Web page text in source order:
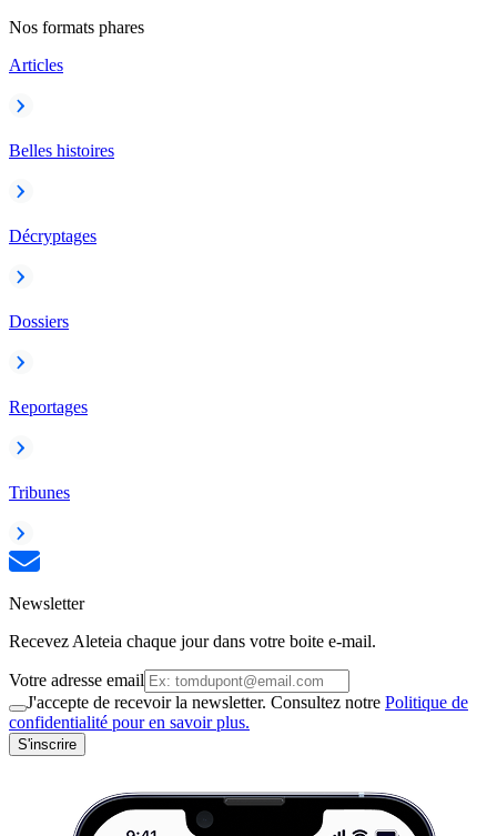
Nos formats phares
Articles
Belles histoires
Décryptages
Dossiers
Reportages
Tribunes
Newsletter
Recevez Aleteia chaque jour dans votre boite e-mail.
Votre adresse email
J'accepte de recevoir la newsletter. Consultez notre Politique de
confidentialité pour en savoir plus.
S'inscrire